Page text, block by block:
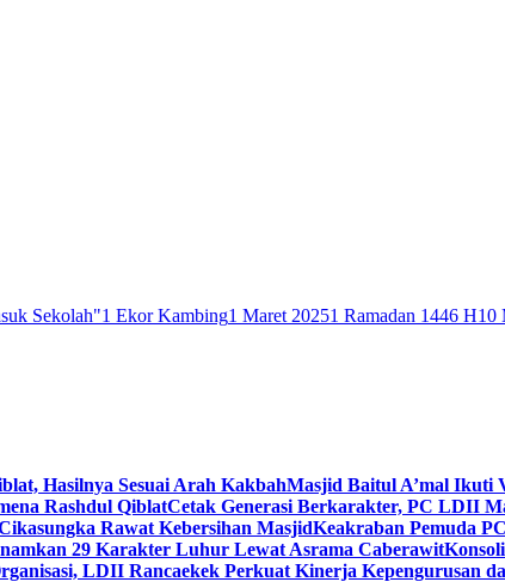
Sekolah"1 Ekor Kambing1 Maret 20251 Ramadan 1446 H10
Hasilnya Sesuai Arah KakbahMasjid Baitul A’mal Ikuti
Rashdul QiblatCetak Generasi Berkarakter, PC LDII
Rawat Kebersihan MasjidKeakraban Pemuda
29 Karakter Luhur Lewat Asrama Caberawit
LDII Rancaekek Perkuat Kinerja Kepengurusan